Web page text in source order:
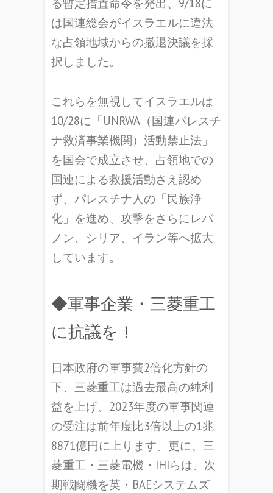
は国連総会がイスラエルに違法
な占領地域からの撤退決議を採
択しました。
これらを無視してイスラエルは
10/28に「UNRWA（国連パレスチ
ナ救済事業機関）活動禁止法」
を国会で成立させ、占領地での
国連による救援活動さえ認め
ず、パレスチナ人の「民族浄
化」を進め、攻撃をさらにレバ
ノン、シリア、イラン等へ拡大
しています。
◆軍事企業・三菱重工
に抗議を！
日本政府の軍事費2倍化方針の
下、三菱重工は過去最高の純利
益を上げ、2023年度の軍事関連
の受注は前年度比3倍以上の1兆
8871億円に上ります。更に、三
菱重工・三菱電機・IHIらは、次
期戦闘機を英・BAEシステムズ